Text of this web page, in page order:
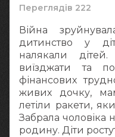
Переглядів 222
Війна
дитинство у
налякали
виїзджати та
фінансових
живих дочку,
летіли ракети,
Забрала чоловіка
родину. Діти